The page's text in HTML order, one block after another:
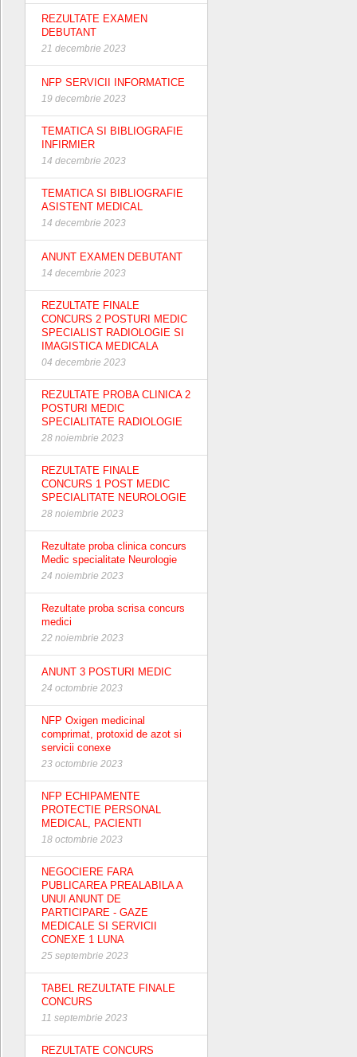
REZULTATE EXAMEN
DEBUTANT
21 decembrie 2023
NFP SERVICII INFORMATICE
19 decembrie 2023
TEMATICA SI BIBLIOGRAFIE
INFIRMIER
14 decembrie 2023
TEMATICA SI BIBLIOGRAFIE
ASISTENT MEDICAL
14 decembrie 2023
ANUNT EXAMEN DEBUTANT
14 decembrie 2023
REZULTATE FINALE
CONCURS 2 POSTURI MEDIC
SPECIALIST RADIOLOGIE SI
IMAGISTICA MEDICALA
04 decembrie 2023
REZULTATE PROBA CLINICA 2
POSTURI MEDIC
SPECIALITATE RADIOLOGIE
28 noiembrie 2023
REZULTATE FINALE
CONCURS 1 POST MEDIC
SPECIALITATE NEUROLOGIE
28 noiembrie 2023
Rezultate proba clinica concurs
Medic specialitate Neurologie
24 noiembrie 2023
Rezultate proba scrisa concurs
medici
22 noiembrie 2023
ANUNT 3 POSTURI MEDIC
24 octombrie 2023
NFP Oxigen medicinal
comprimat, protoxid de azot si
servicii conexe
23 octombrie 2023
NFP ECHIPAMENTE
PROTECTIE PERSONAL
MEDICAL, PACIENTI
18 octombrie 2023
NEGOCIERE FARA
PUBLICAREA PREALABILA A
UNUI ANUNT DE
PARTICIPARE - GAZE
MEDICALE SI SERVICII
CONEXE 1 LUNA
25 septembrie 2023
TABEL REZULTATE FINALE
CONCURS
11 septembrie 2023
REZULTATE CONCURS